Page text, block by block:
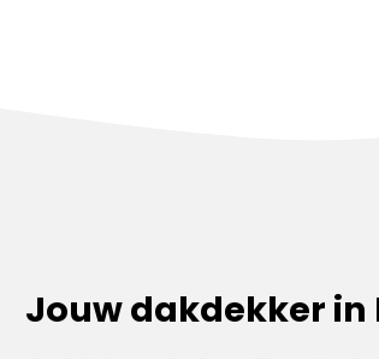
Jouw dakdekker in